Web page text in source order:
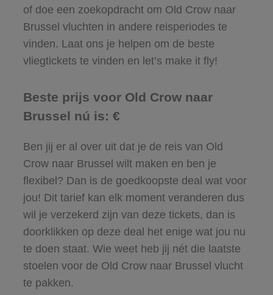
of doe een zoekopdracht om Old Crow naar
Brussel vluchten in andere reisperiodes te
vinden. Laat ons je helpen om de beste
vliegtickets te vinden en let’s make it fly!
Beste prijs voor Old Crow naar
Brussel nú is: €
Ben jij er al over uit dat je de reis van Old
Crow naar Brussel wilt maken en ben je
flexibel? Dan is de goedkoopste deal wat voor
jou! Dit tarief kan elk moment veranderen dus
wil je verzekerd zijn van deze tickets, dan is
doorklikken op deze deal het enige wat jou nu
te doen staat. Wie weet heb jij nét die laatste
stoelen voor de Old Crow naar Brussel vlucht
te pakken.